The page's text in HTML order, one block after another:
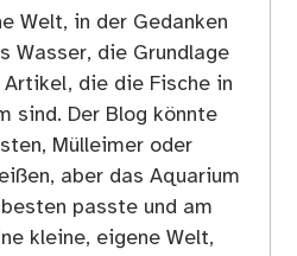
Welt, in der Gedanken
Wasser, die Grundlage
die die Fische in
sind. Der Blog könnte
Mülleimer oder
aber das Aquarium
passte und am
kleine, eigene Welt,